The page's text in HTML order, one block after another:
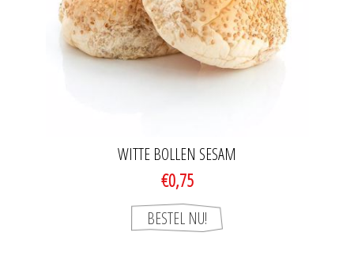
WITTE BOLLEN SESAM
€0,75